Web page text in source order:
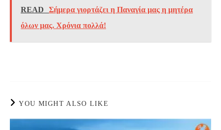
READ
Σήμερα γιορτάζει η Παναγία μας η μητέρα
όλων μας. Χρόνια πολλά!
YOU MIGHT ALSO LIKE